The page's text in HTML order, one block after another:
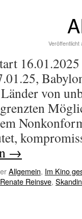
Veröffentlicht
von
→
Allgemein, Im Kino
Renate Reinsve,